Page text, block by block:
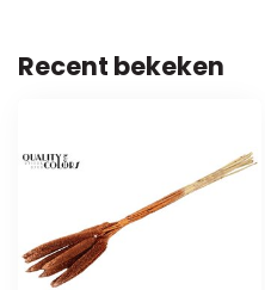
Recent bekeken